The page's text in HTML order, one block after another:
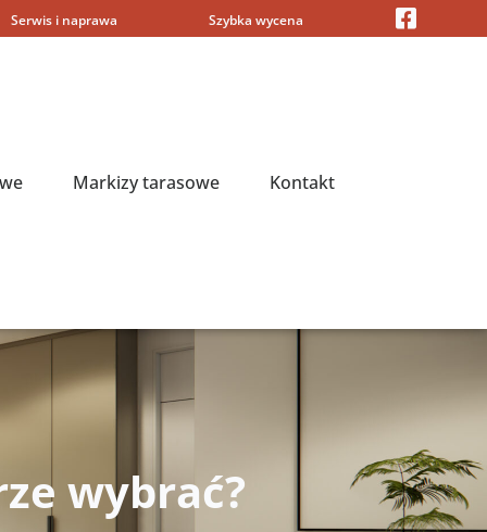
Serwis i naprawa Szybka wycena
Markizy tarasowe Kontakt
wybrać?